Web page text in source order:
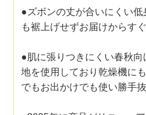
●ズボンの丈が合いにくい
も裾上げせずお届けからす
●肌に張りつきにくい春秋
地を使用しており乾燥機に
でもお出かけでも使い勝手